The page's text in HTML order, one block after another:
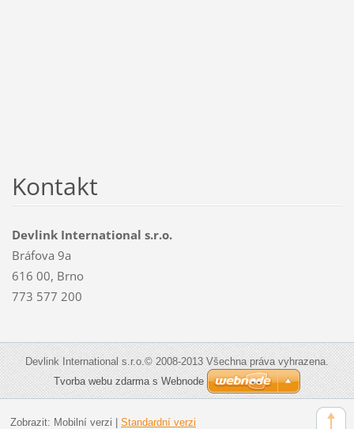
Kontakt
Devlink International s.r.o.
Bráfova 9a
616 00, Brno
773 577 200
Devlink International s.r.o.© 2008-2013 Všechna práva vyhrazena.
Tvorba webu zdarma s Webnode
Zobrazit: Mobilní verzi Standardní verzi